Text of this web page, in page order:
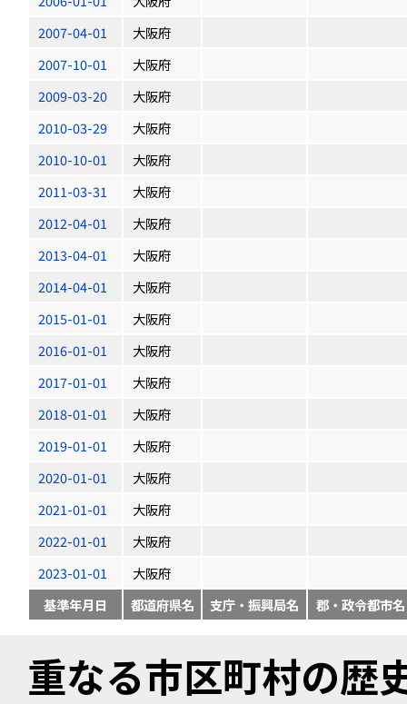
2007-04-01
大阪府
2007-10-01
大阪府
2009-03-20
大阪府
2010-03-29
大阪府
2010-10-01
大阪府
2011-03-31
大阪府
2012-04-01
大阪府
2013-04-01
大阪府
2014-04-01
大阪府
2015-01-01
大阪府
2016-01-01
大阪府
2017-01-01
大阪府
2018-01-01
大阪府
2019-01-01
大阪府
2020-01-01
大阪府
2021-01-01
大阪府
2022-01-01
大阪府
2023-01-01
大阪府
基準年月日
都道府県名 支庁・振興局名 郡・政令都市名
重なる市区町村の歴